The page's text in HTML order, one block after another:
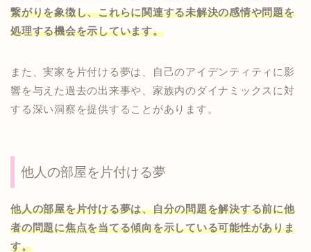
繋がりを象徴し、これらに関連する未解決の感情や問題を
処理する機会を示しています。
また、実家を片付ける夢は、自己のアイデンティティに影
響を与えた過去の出来事や、家族内のダイナミックスに対
する深い洞察を提供することがあります。
他人の部屋を片付ける夢
他人の部屋を片付ける夢は、自分の問題を解決する前に他
者の問題に焦点を当てる傾向を示している可能性がありま
す。